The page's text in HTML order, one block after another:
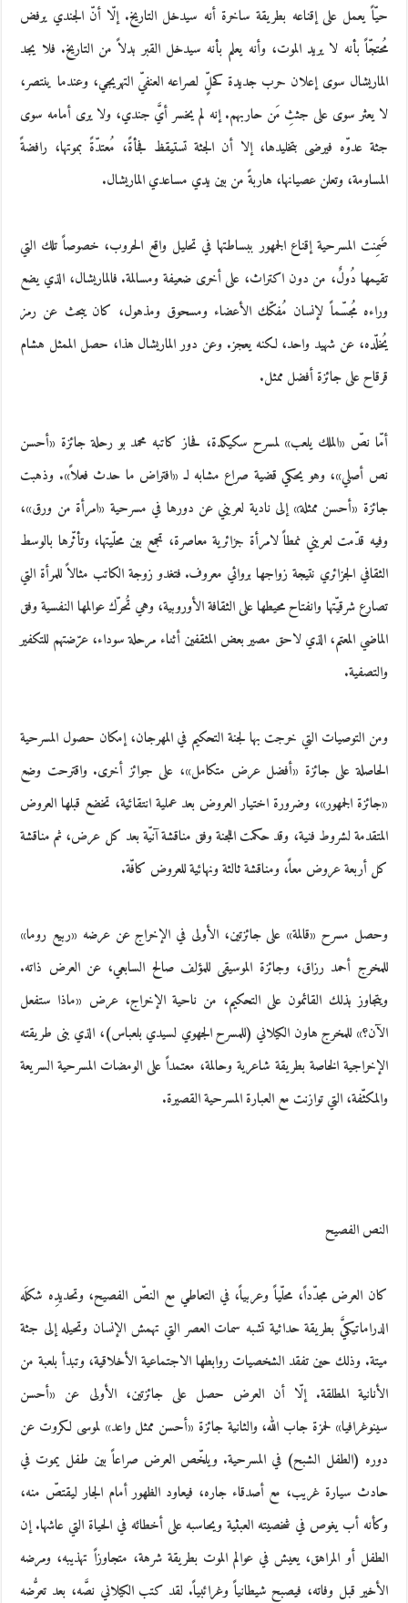
حيّاً يعمل على إقناعه بطريقة ساخرة أنه سيدخل التاريخ. إلّا أنّ الجندي يرفض
مُحتجّاً بأنه لا يريد الموت، وأنه يعلم بأنه سيدخل القبر بدلاً من التاريخ. فلا يجد
الماريشال سوى إعلان حرب جديدة كحلٍّ لصراعه العنفيّ التهريجي، وعندما ينتصر،
لا يعثر سوى على جثثِ مَن حاربهم. إنه لم يخسر أيَّ جندي، ولا يرى أمامه سوى
جثة عدوّه فيرضى بتخليدها، إلا أن الجثة تستيقظ فجأةً، مُعتدّةً بموتها، رافضةً
المساومة، وتعلن عصيانها، هاربةً من بين يدي مساعدي الماريشال.
ضَمِنت المسرحية إقناع الجمهور ببساطتها في تحليل واقع الحروب، خصوصاً تلك التي
تقيمها دُولٌ، من دون اكتراث، على أخرى ضعيفة ومسالمة. فالماريشال، الذي يضع
وراءه مُجسّماً لإنسان مُفكّك الأعضاء ومسحوق ومذهول، كان يبحث عن رمز
يُخلّده، عن شهيد واحد، لكنه يعجز. وعن دور الماريشال هذا، حصل الممثل هشام
قرقاح على جائزة أفضل ممثل.
أمّا نصّ «الملك يلعب» لمسرح سكيكدة، فحاز كاتبه محمد بو رحلة جائزة «أحسن
نص أصلي»، وهو يحكي قضية صراع مشابه لـ «افتراض ما حدث فعلاً». وذهبت
جائزة «أحسن ممثلة» إلى نادية لعريني عن دورها في مسرحية «امرأة من ورق»،
وفيه قدّمت لعريني نمطاً لامرأة جزائرية معاصرة، تجمع بين محلّيتها، وتأثّرها بالوسط
الثقافي الجزائري نتيجة زواجها بروائي معروف. فتغدو زوجة الكاتب مثالاً للمرأة التي
تصارع شرقيّتها وانفتاح محيطها على الثقافة الأوروبية، وهي تُحرّك عوالمها النفسية وفق
الماضي المعتم، الذي لاحق مصير بعض المثقفين أثناء مرحلة سوداء، عرّضتهم للتكفير
والتصفية.
ومن التوصيات التي خرجت بها لجنة التحكيم في المهرجان، إمكان حصول المسرحية
الحاصلة على جائزة «أفضل عرض متكامل»، على جوائز أخرى. واقترحت وضع
«جائزة الجمهور»، وضرورة اختيار العروض بعد عملية انتقائية، تخضع قبلها العروض
المتقدمة لشروط فنية، وقد حكمت اللجنة وفق مناقشة آنيّة بعد كل عرض، ثم مناقشة
كل أربعة عروض معاً، ومناقشة ثالثة ونهائية للعروض كافّة.
وحصل مسرح «قالمة» على جائزتين، الأولى في الإخراج عن عرضه «ربيع روما»
للمخرج أحمد رزاق، وجائزة الموسيقى للمؤلف صالح السابعي، عن العرض ذاته.
ويتجاوز بذلك القائمون على التحكيم، من ناحية الإخراج، عرض «ماذا ستفعل
الآن؟» للمخرج هاون الكيلاني (للمسرح الجهوي لسيدي بلعباس)، الذي بنى طريقته
الإخراجية الخاصة بطريقة شاعرية وحالمة، معتمداً على الومضات المسرحية السريعة
والمكثّفة، التي توازنت مع العبارة المسرحية القصيرة.
النص الفصيح
كان العرض مجدّداً، محلّياً وعربياً، في التعاطي مع النصّ الفصيح، وتحديدِه شكلَه
الدراماتيكيَّ بطريقة حداثية تشبه سمات العصر التي تهمش الإنسان وتحيله إلى جثة
ميتة. وذلك حين تفقد الشخصيات روابطها الاجتماعية الأخلاقية، وتبدأ بلعبة من
الأنانية المطلقة. إلّا أن العرض حصل على جائزتين، الأولى عن «أحسن
سينوغرافيا» لحمزة جاب الله، والثانية جائزة «أحسن ممثل واعد» لموسى لكروت عن
دوره (الطفل الشبح) في المسرحية. ويلخّص العرض صراعاً بين طفل يموت في
حادث سيارة غريب، مع أصدقاء جاره، فيعاود الظهور أمام الجار ليقتصّ منه،
وكأنه أب يغوص في شخصيته العبثية ويحاسبه على أخطائه في الحياة التي عاشها. إن
الطفل أو المراهق، يعيش في عوالم الموت بطريقة شرهة، متجاوزاً تهذيبه، ومرضه
الأخير قبل وفاته، فيصبح شيطانياً وغرائبياً. لقد كتب الكيلاني نصَّه، بعد تعرُّضه